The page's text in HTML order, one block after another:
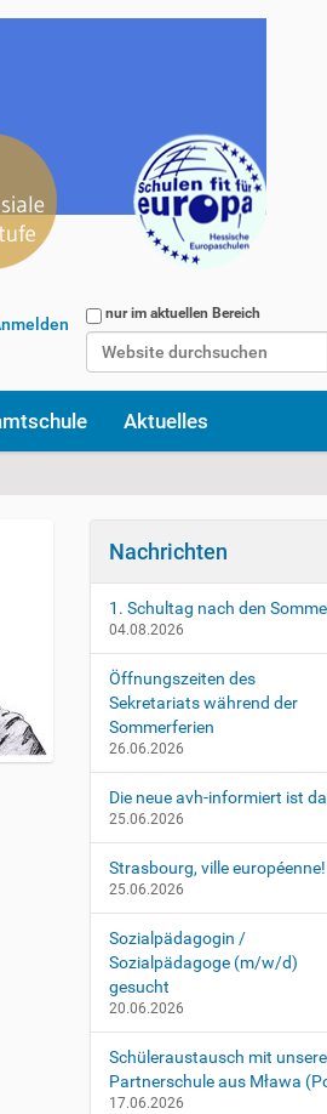
Website durchsuchen
nur im aktuellen Bereich
Aktuelles
Nachrichten
1. Schultag nach den
04.08.2026
Öffnungszeiten des
Sekretariats während der
Sommerferien
26.06.2026
Die neue avh-informiert ist
25.06.2026
Strasbourg, ville européenne!
25.06.2026
Sozialpädagogin /
Sozialpädagoge (m/w/d)
gesucht
20.06.2026
Schüleraustausch mit
Partnerschule aus Mława
17.06.2026